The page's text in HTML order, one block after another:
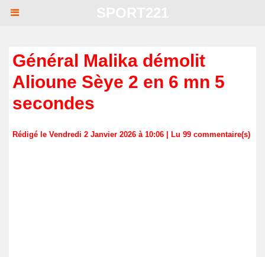
Général Malika démolit
Alioune Sèye 2 en 6 mn 5
secondes
Rédigé le Vendredi 2 Janvier 2026 à 10:06 | Lu 99 commentaire(s)